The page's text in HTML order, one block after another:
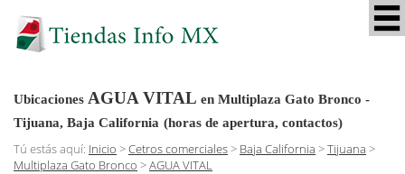
Ubicaciones AGUA VITAL en Multiplaza Gato Bronco -
Tijuana, Baja California (horas de apertura, contactos)
Tú estás aquí: Inicio >Cetros comerciales> Baja California >Tijuana >
Multiplaza Gato Bronco >AGUA VITAL